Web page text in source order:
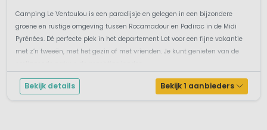
Camping Le Ventoulou is een paradijsje en gelegen in een bijzondere
groene en rustige omgeving tussen Rocamadour en Padirac in de Midi
Pyrénées. Dé perfecte plek in het departement Lot voor een fijne vakantie
met z’n tweeën, met het gezin of met vrienden. Je kunt genieten van de
Bekijk details Bekijk 1 aanbieders